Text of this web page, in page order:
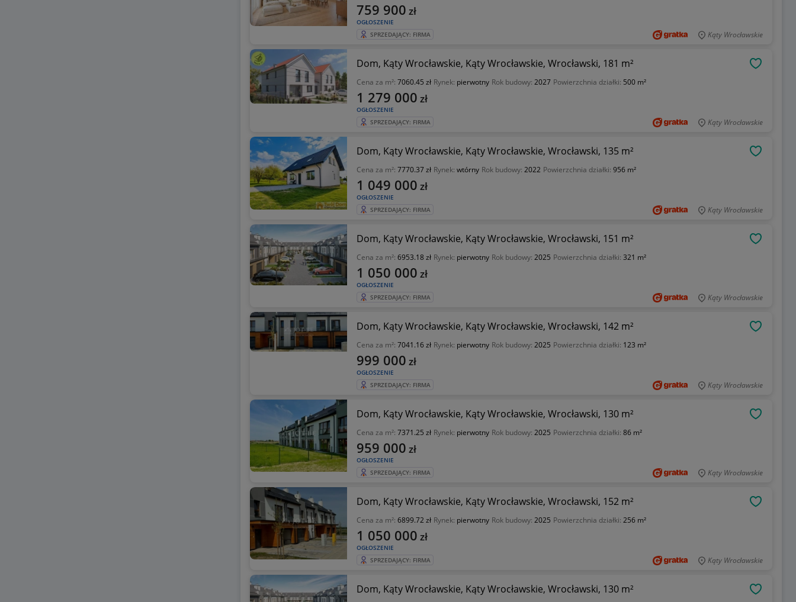
OGŁOSZENIE
759 900 zł
SPRZEDAJĄCY: FIRMA Kąty Wrocławskie
Dom, Kąty Wrocławskie, Kąty Wrocławskie, Wrocławski, 181 m²
Cena za m²: 7060.45 zł Rynek: pierwotny Rok budowy: 2027 Powierzchnia działki: 500 m²
OGŁOSZENIE
1 279 000 zł
SPRZEDAJĄCY: FIRMA Kąty Wrocławskie
Dom, Kąty Wrocławskie, Kąty Wrocławskie, Wrocławski, 135 m²
Cena za m²: 7770.37 zł Rynek: wtórny Rok budowy: 2022 Powierzchnia działki: 956 m²
OGŁOSZENIE
1 049 000 zł
SPRZEDAJĄCY: FIRMA Kąty Wrocławskie
Dom, Kąty Wrocławskie, Kąty Wrocławskie, Wrocławski, 151 m²
Cena za m²: 6953.18 zł Rynek: pierwotny Rok budowy: 2025 Powierzchnia działki: 321 m²
OGŁOSZENIE
1 050 000 zł
SPRZEDAJĄCY: FIRMA Kąty Wrocławskie
Dom, Kąty Wrocławskie, Kąty Wrocławskie, Wrocławski, 142 m²
Cena za m²: 7041.16 zł Rynek: pierwotny Rok budowy: 2025 Powierzchnia działki: 123 m²
OGŁOSZENIE
999 000 zł
SPRZEDAJĄCY: FIRMA Kąty Wrocławskie
Dom, Kąty Wrocławskie, Kąty Wrocławskie, Wrocławski, 130 m²
Cena za m²: 7371.25 zł Rynek: pierwotny Rok budowy: 2025 Powierzchnia działki: 86 m²
OGŁOSZENIE
959 000 zł
SPRZEDAJĄCY: FIRMA Kąty Wrocławskie
Dom, Kąty Wrocławskie, Kąty Wrocławskie, Wrocławski, 152 m²
Cena za m²: 6899.72 zł Rynek: pierwotny Rok budowy: 2025 Powierzchnia działki: 256 m²
OGŁOSZENIE
1 050 000 zł
SPRZEDAJĄCY: FIRMA Kąty Wrocławskie
Dom, Kąty Wrocławskie, Kąty Wrocławskie, Wrocławski, 130 m²